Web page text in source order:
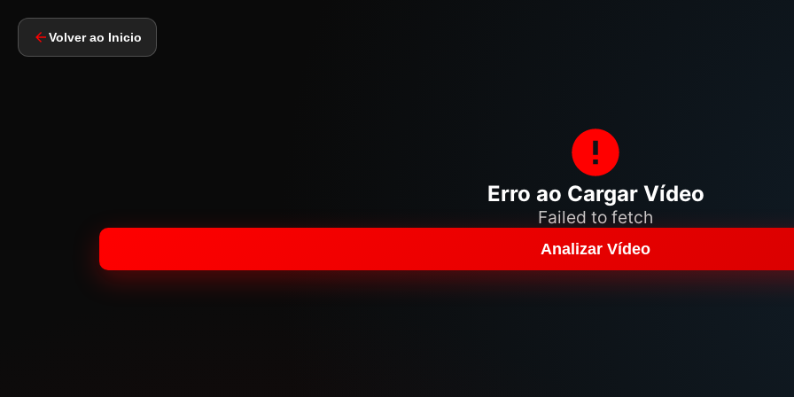
Volver ao Inicio
Erro ao Cargar Vídeo
Failed to fetch
Analizar Vídeo